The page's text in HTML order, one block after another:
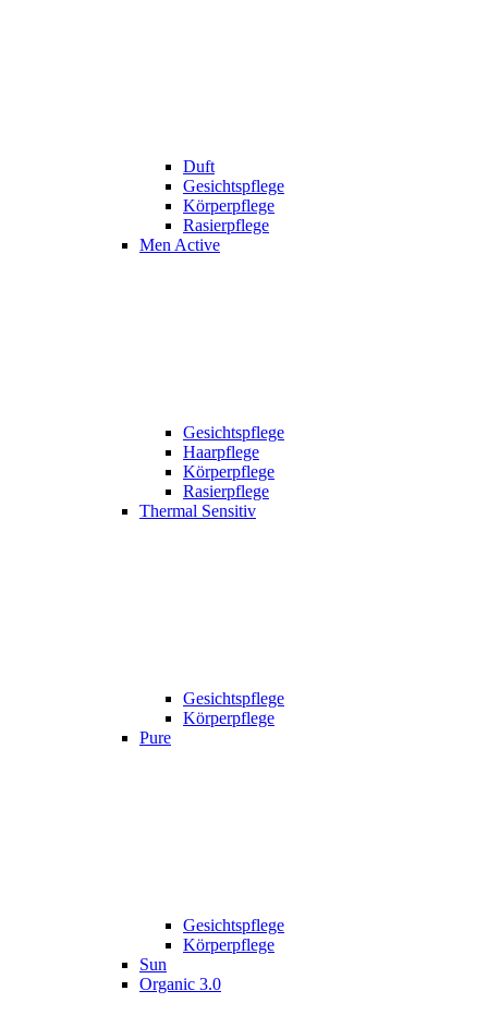
Duft
Gesichtspflege
Körperpflege
Rasierpflege
Men Active
Gesichtspflege
Haarpflege
Körperpflege
Rasierpflege
Thermal Sensitiv
Gesichtspflege
Körperpflege
Pure
Gesichtspflege
Körperpflege
Sun
Organic 3.0